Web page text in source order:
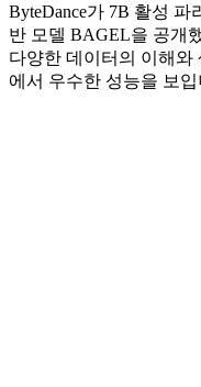
ByteDance가 7B 활성 파
반 모델 BAGEL을 공개
다양한 데이터의 이해와
에서 우수한 성능을 보입